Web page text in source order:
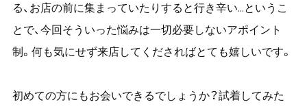
る、お店の前に集まっていたりすると行き辛い...というこ
とで、今回そういった悩みは一切必要しないアポイント
制。何も気にせず来店してくださればとても嬉しいです。
初めての方にもお会いできるでしょうか？試着してみた